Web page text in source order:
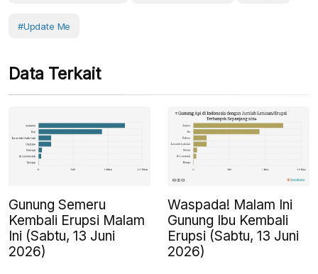
#Update Me
Data Terkait
Gunung Semeru
Kembali Erupsi Malam
Ini (Sabtu, 13 Juni
2026)
Waspada! Malam Ini
Gunung Ibu Kembali
Erupsi (Sabtu, 13 Juni
2026)